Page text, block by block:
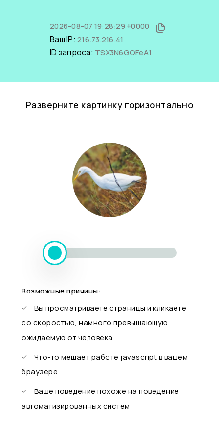
2026-08-07 19:28:29 +0000
Ваш IP: 216.73.216.41
ID запроса: TSX3N6GOFeA1
Разверните картинку горизонтально
Возможные причины:
Вы просматриваете страницы и кликаете
со скоростью, намного превышающую
ожидаемую от человека
Что-то мешает работе javascript в вашем
браузере
Ваше поведение похоже на поведение
автоматизированных систем